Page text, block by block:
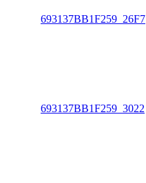
693137BB1F259_26F7
693137BB1F259_3022